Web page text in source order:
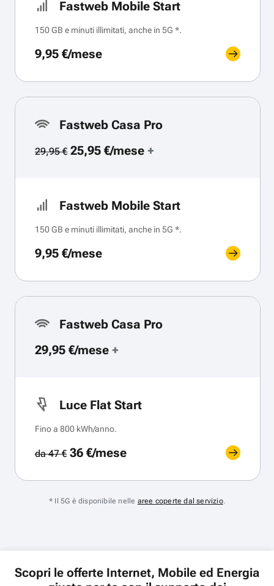
Fastweb Mobile Start
150 GB e minuti illimitati, anche in 5G *.
9,95 €/mese
Fastweb Casa Pro
29,95 €25,95 €/mese+
Fastweb Mobile Start
150 GB e minuti illimitati, anche in 5G *.
9,95 €/mese
Fastweb Casa Pro
29,95 €/mese +
Luce Flat Start
Fino a 800 kWh/anno.
da 47 €36 €/mese
* Il 5G è disponibile nelle aree coperte dal servizio.
Scopri le offerte Internet, Mobile ed Energia